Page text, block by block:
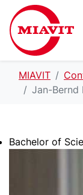
MIAVIT
Jan-Bernd
Bachelor of